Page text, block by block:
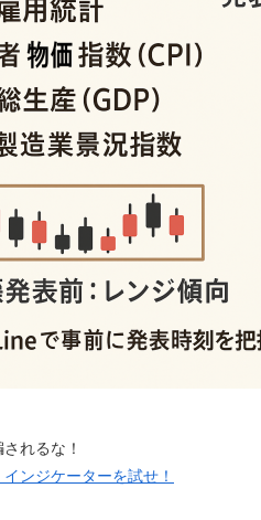
れるな！
ンジケーターを試せ！